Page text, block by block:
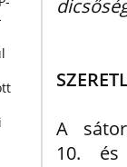
A
10.